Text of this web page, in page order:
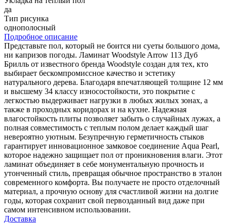
да
Тип рисунка
однополосный
Подробное описание
Представьте пол, который не боится ни суеты большого дома,
ни капризов погоды. Ламинат Woodstyle Arrow 113 Дуб
Брилль от известного бренда Woodstyle создан для тех, кто
выбирает бескомпромиссное качество и эстетику
натурального дерева. Благодаря впечатляющей толщине 12 мм
и высшему 34 классу износостойкости, это покрытие с
легкостью выдерживает нагрузки в любых жилых зонах, а
также в проходных коридорах и на кухне. Надежная
влагостойкость плиты позволяет забыть о случайных лужах, а
полная совместимость с теплым полом делает каждый шаг
невероятно уютным. Безупречную герметичность стыков
гарантирует инновационное замковое соединение Aqua Pearl,
которое надежно защищает пол от проникновения влаги. Этот
ламинат объединяет в себе монументальную прочность и
утонченный стиль, превращая обычное пространство в эталон
современного комфорта. Вы получаете не просто отделочный
материал, а прочную основу для счастливой жизни на долгие
годы, которая сохранит свой первозданный вид даже при
самом интенсивном использовании.
Доставка